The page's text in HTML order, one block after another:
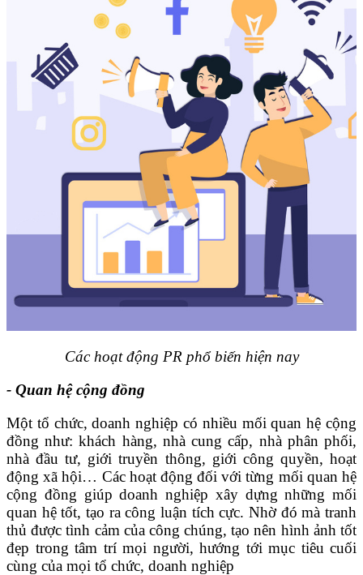
Các hoạt động PR phổ biến hiện nay
- Quan hệ cộng đồng
Một tổ chức, doanh nghiệp có nhiều mối quan hệ cộng
đồng như: khách hàng, nhà cung cấp, nhà phân phối,
nhà đầu tư, giới truyền thông, giới công quyền, hoạt
động xã hội… Các hoạt động đối với từng mối quan hệ
cộng đồng giúp doanh nghiệp xây dựng những mối
quan hệ tốt, tạo ra công luận tích cực. Nhờ đó mà tranh
thủ được tình cảm của công chúng, tạo nên hình ảnh tốt
đẹp trong tâm trí mọi người, hướng tới mục tiêu cuối
cùng của mọi tổ chức, doanh nghiệp